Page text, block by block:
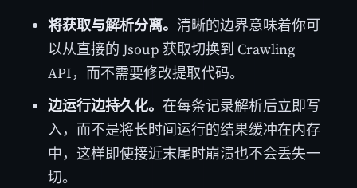
将获取与解析分离。 清晰的边界意味着你可
以从直接的 Jsoup 获取切换到 Crawling
API，而不需要修改提取代码。
边运行边持久化。 在每条记录解析后立即写
入，而不是将长时间运行的结果缓冲在内存
中，这样即使接近末尾时崩溃也不会丢失一
切。